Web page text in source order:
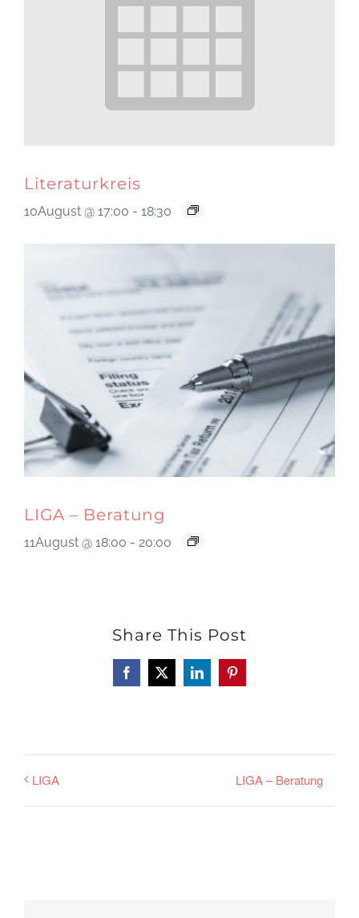
Literaturkreis
10August @ 17:00 - 18:30
LIGA – Beratung
11August @ 18:00 - 20:00
Share This Post
Facebook
X LinkedInPinterest
LIGA LIGA – Beratung